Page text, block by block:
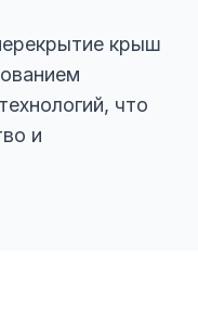
крыш
что
и